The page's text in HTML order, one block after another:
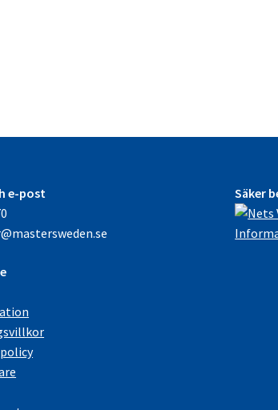
e-post
Säker